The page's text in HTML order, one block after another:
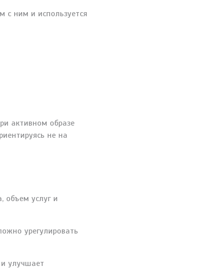
с ним и используется
активном образе
не на
объем услуг и
урегулировать
улучшает